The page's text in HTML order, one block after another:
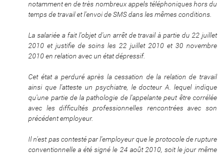
notamment en de très nombreux appels téléphoniques hors du
temps de travail et l'envoi de SMS dans les mêmes conditions.
La salariée a fait l'objet d'un arrêt de travail à partie du 22 juillet
2010 et justifie de soins les 22 juillet 2010 et 30 novembre
2010 en relation avec un état dépressif.
Cet état a perduré après la cessation de la relation de travail
ainsi que l'atteste un psychiatre, le docteur A. lequel indique
qu'une partie de la pathologie de l'appelante peut être corrélée
avec les difficultés professionnelles rencontrées avec son
précédent employeur.
Il n'est pas contesté par l'employeur que le protocole de rupture
conventionnelle a été signé le 24 août 2010, soit le jour même